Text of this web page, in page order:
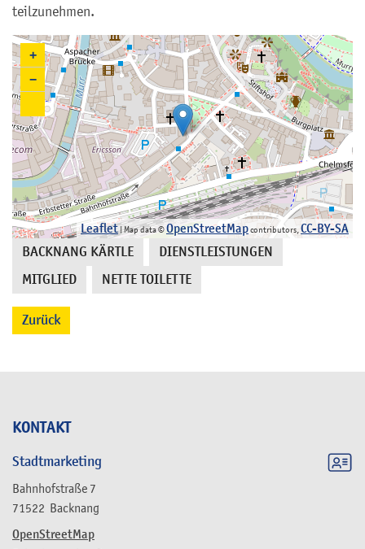
KONTAKT
Stadtmarketing
Bahnhofstraße 7
71522 Backnang
OpenStreetMap
+
−
Leaflet| Map data ©OpenStreetMapcontributors, CC-BY-SA
teilzunehmen.
BACKNANG KÄRTLE DIENSTLEISTUNGEN
MITGLIED NETTE TOILETTE
Zurück